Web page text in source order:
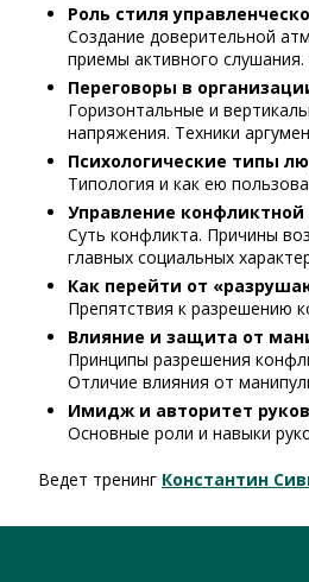
Роль стиля
Создание доверительной
приемы активного
Переговоры в
Горизонтальные и
напряжения. Техники
Психологические типы
Типология и как ею
Управление конфликтной
Суть конфликта. Причины
главных социальных
Как перейти от
Препятствия к разрешению
Влияние и защита от
Принципы разрешения
Отличие влияния от
Имидж и авторитет
Основные роли и навыки
Ведет тренинг Константин